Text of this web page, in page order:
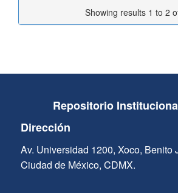
Showing results 1 to 2
Repositorio
Dirección
Av. Universidad 1200, Xoco, Benito
Ciudad de México, CDMX.